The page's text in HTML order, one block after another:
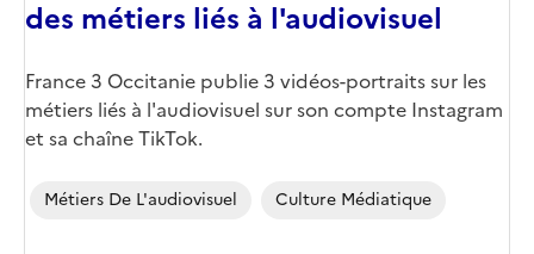
des métiers liés à l'audiovisuel
Corps
France 3 Occitanie publie 3 vidéos-portraits sur les
métiers liés à l'audiovisuel sur son compte Instagram
et sa chaîne TikTok.
Métiers De L'audiovisuel Culture Médiatique